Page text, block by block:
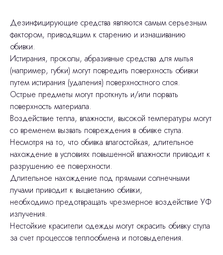
Дезинфицирующие средства являются самым серьезным
фактором, приводящим к старению и изнашиванию
обивки.
Истирания, проколы, абразивные средства для мытья
(например, губки) могут повредить поверхность обивки
путем истирания (удаления) поверхностного слоя.
Острые предметы могут проткнуть и/или порвать
поверхность материала.
Воздействие тепла, влажности, высокой температуры могут
со временем вызвать повреждения в обивке стула.
Несмотря на то, что обивка влагостойкая, длительное
нахождение в условиях повышенной влажности приводит к
разрушению ее поверхности.
Длительное нахождение под прямыми солнечными
лучами приводит к выцветанию обивки,
необходимо предотвращать чрезмерное воздействие УФ
излучения.
Нестойкие красители одежды могут окрасить обивку стула
за счет процессов теплообмена и потовыделения.